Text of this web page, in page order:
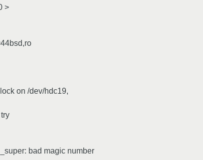
>
on /dev/hdc19,
bad magic number